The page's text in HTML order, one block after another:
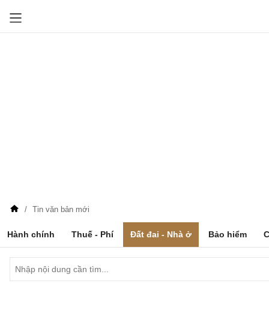
Tin văn bản mới
Hành chính Thuế - Phí Đất đai - Nhà ở Bảo hiểm